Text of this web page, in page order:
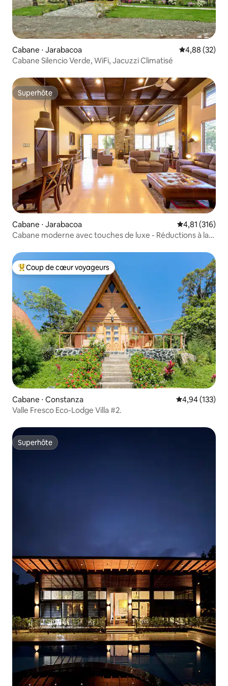
Cabane ⋅ Jarabacoa Évaluation
4,88 (32)
Cabane Silencio Verde, WiFi, Jacuzzi Climatisé
Superhôte
Superhôte
Cabane ⋅ Jarabacoa Évaluation
4,81 (316)
Cabane moderne avec touches de luxe - Réductions à la
Coups de cœur voyageurs les plus appréciés
Coup de cœur voyageurs
Cabane ⋅ Constanza Évaluation
4,94 (133)
Valle Fresco Eco-Lodge Villa #2.
Superhôte
Superhôte